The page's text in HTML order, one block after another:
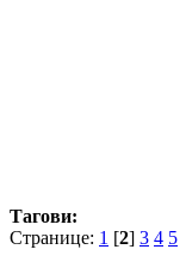
Тагови:
Странице: 1 [2] 3 4 5